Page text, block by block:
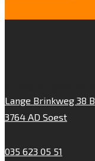
Lange Brinkweg 38 B,
3764 AD Soest
035 623 05 51